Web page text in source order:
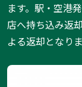
ます。駅・空港
店へ持ち込み返
よる返却となりま